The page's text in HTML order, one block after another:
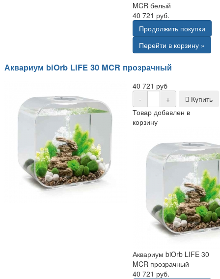
MCR белый
40 721 руб.
Продолжить покупки
Перейти в корзину »
Аквариум biOrb LIFE 30 MCR прозрачный
40 721 руб
-
+
Купить
Товар добавлен в
корзину
Аквариум biOrb LIFE 30
MCR прозрачный
40 721 руб.